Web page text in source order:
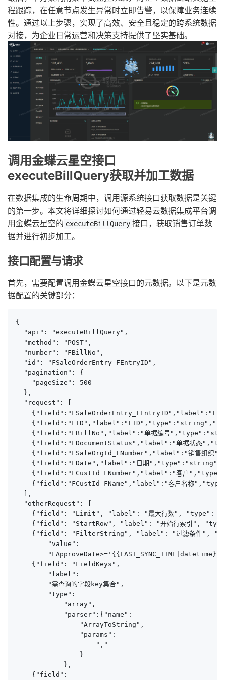
程跟踪，在任意节点发生异常时立即告警，以保障业务连续
性。通过以上步骤，实现了高效、安全且稳定的跨系统数据
对接，为企业日常运营和决策支持提供了坚实基础。
调用金蝶云星空接口
executeBillQuery获取并加工数据
在数据集成的生命周期中，调用源系统接口获取数据是关键
的第一步。本文将详细探讨如何通过轻易云数据集成平台调
用金蝶云星空的 executeBillQuery 接口，获取销售订单数
据并进行初步加工。
接口配置与请求
首先，需要配置调用金蝶云星空接口的元数据。以下是元数
据配置的关键部分：
{
  "api": "executeBillQuery",
  "method": "POST",
  "number": "FBillNo",
  "id": "FSaleOrderEntry_FEntryID",
  "pagination": {
    "pageSize": 500
  },
  "request": [
{"field":"FBillNo","label":"单据编号
{"field":"FDocumentStatus","label":"单据状态
{"field":"FSaleOrgId_FNumber","label":"销售组织
{"field":"FDate","label":"日期
{"field":"FCustId_FNumber","label":"客户
{"field":"FCustId_FName","label":"客户名称
  ],
  "otherRequest": [
{"field": "Limit", "label": "最大行数", "type":
{"field": "StartRow", "label": "开始行索引",
{"field": "FilterString", "label": "过滤条件",
        "value":
    {"field": "FieldKeys",
        "label":
        "需查询的字段key集合",
        "type":
            "array",
            "parser":{"name":
                "ArrayToString",
                "params":
                    ","
                }
            },
    {"field":